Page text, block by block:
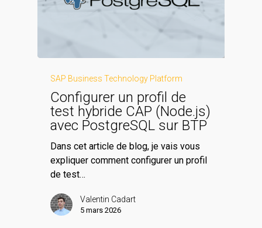
SAP Business Technology Platform
Configurer un profil de
test hybride CAP (Node.js)
avec PostgreSQL sur BTP
Dans cet article de blog, je vais vous
expliquer comment configurer un profil
de test…
Valentin Cadart
5 mars 2026